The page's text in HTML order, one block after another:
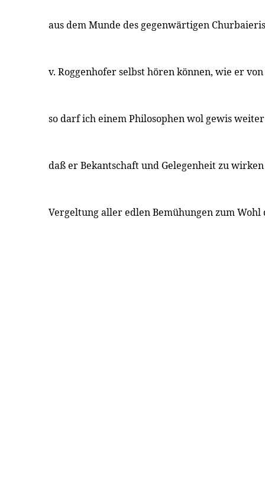
aus dem Munde des gegenwärtigen
v. Roggenhofer selbst hören können, wie er
so darf ich einem Philosophen wol gewis
daß er Bekantschaft und Gelegenheit zu
Vergeltung aller edlen Bemühungen zum